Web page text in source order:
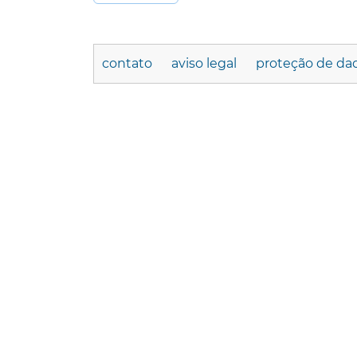
contato aviso legal proteção de